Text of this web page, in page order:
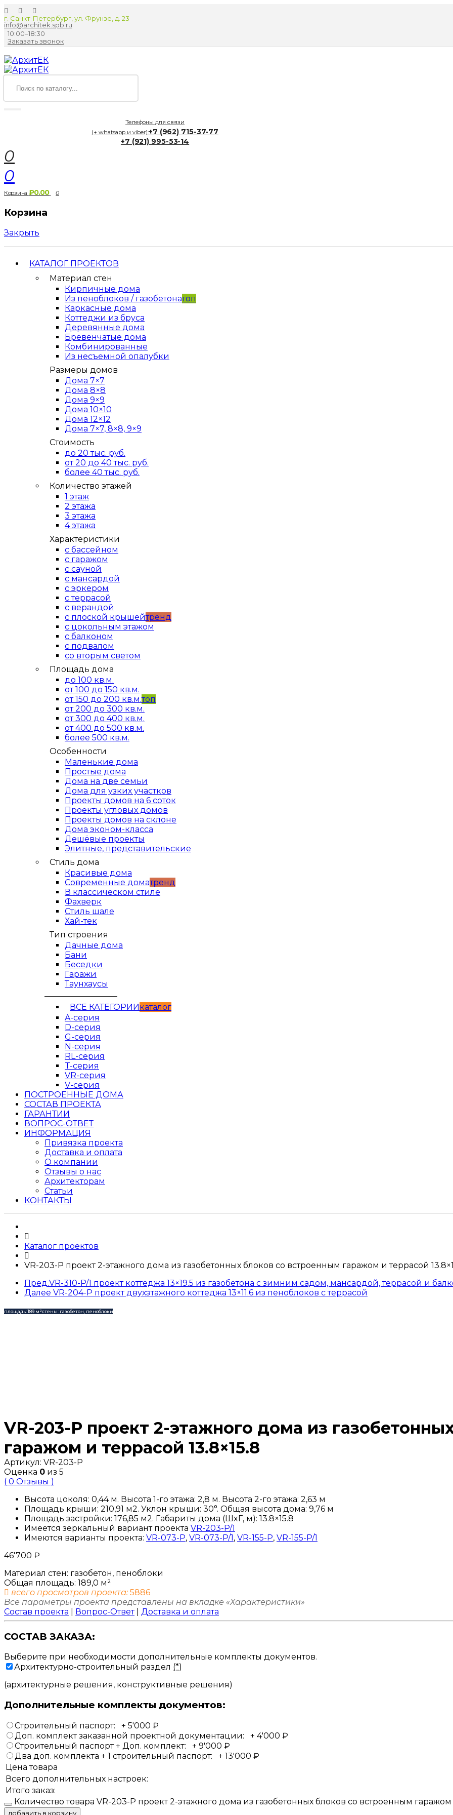
г. Санкт-Петербург, ул. Фрунзе, д. 23
info@architek.spb.ru
10:00–18:30
Заказать звонок
Телефоны для связи
(+ whatsapp и viber):+7 (962) 715-37-77
+7 (921) 995-53-14
0
0
Корзина ₽0.00 0
Корзина
Закрыть
КАТАЛОГ ПРОЕКТОВ
Материал стен
Кирпичные дома
Из пеноблоков / газобетонатоп
Каркасные дома
Коттеджи из бруса
Деревянные дома
Бревенчатые дома
Комбинированные
Из несъемной опалубки
Размеры домов
Дома 7×7
Дома 8×8
Дома 9×9
Дома 10×10
Дома 12×12
Дома 7×7, 8×8, 9×9
Стоимость
до 20 тыс. руб.
от 20 до 40 тыс. руб.
более 40 тыс. руб.
Количество этажей
1 этаж
2 этажа
3 этажа
4 этажа
Характеристики
с бассейном
с гаражом
с сауной
с мансардой
с эркером
с террасой
с верандой
с плоской крышейтренд
с цокольным этажом
с балконом
с подвалом
со вторым светом
Площадь дома
до 100 кв.м.
от 100 до 150 кв.м.
от 150 до 200 кв.м.топ
от 200 до 300 кв.м.
от 300 до 400 кв.м.
от 400 до 500 кв.м.
более 500 кв.м.
Особенности
Маленькие дома
Простые дома
Дома на две семьи
Дома для узких участков
Проекты домов на 6 соток
Проекты угловых домов
Проекты домов на склоне
Дома эконом-класса
Дешёвые проекты
Элитные, представительские
Стиль дома
Красивые дома
Современные доматренд
В классическом стиле
Фахверк
Стиль шале
Хай-тек
Тип строения
Дачные дома
Бани
Беседки
Гаражи
Таунхаусы
ВСЕ КАТЕГОРИИкaтaлог
A-серия
D-серия
G-серия
N-серия
RL-серия
T-серия
VR-серия
V-серия
ПОСТРОЕННЫЕ ДОМА
СОСТАВ ПРОЕКТА
ГАРАНТИИ
ВОПРОС-ОТВЕТ
ИНФОРМАЦИЯ
Привязка проекта
Доставка и оплата
О компании
Отзывы о нас
Архитекторам
Статьи
КОНТАКТЫ
Каталог проектов
VR-203-P проект 2-этажного дома из газобетонных блоков со встроенным гаражом и террасой
Пред.VR-310-P/1 проект коттеджа 13×19.5 из газобетона с зимним садом, мансардой, террасой и
Далее VR-204-P проект двухэтажного коттеджа 13×11.6 из пеноблоков с террасой
площадь: 189 м²стены: газобетон, пеноблоки
VR-203-P проект 2-этажного дома из
гаражом и террасой 13.8×15.8
Артикул: VR-203-P
Оценка 0 из 5
( 0 Отзывы )
Высота цоколя: 0,44 м. Высота 1-го этажа: 2,8 м. Высота 2-го этажа: 2,63 м
Площадь крыши: 210,91 м2. Уклон крыши: 30°. Общая высота дома: 9,76 м
Площадь застройки: 176,85 м2. Габариты дома (ШxГ, м): 13.8×15.8
Имеется зеркальный вариант проекта VR-203-P/1
Имеются варианты проекта: VR-073-P, VR-073-P/1, VR-155-P, VR-155-P/1
46'700 ₽
Материал стен: газобетон, пеноблоки
Общая площадь: 189,0 м²
всего просмотров проекта: 5886
Все параметры проекта представлены на вкладке «Характеристики»
Состав проекта
Вопрос-Ответ| Доставка и оплата
СОСТАВ ЗАКАЗА:
Выберите при необходимости дополнительные комплекты документов.
Архитектурно-строительный раздел (*)
(архитектурные решения, конструктивные решения)
Дополнительные комплекты документов:
Строительный паспорт: + 5'000 ₽
Доп. комплект заказанной проектной документации:
+ 4'000 ₽
Строительный паспорт + Доп. комплект:
+ 9'000 ₽
Два доп. комплекта + 1 строительный паспорт:
+ 13'000 ₽
Цена товара
Всего дополнительных настроек:
Итого заказ:
Количество товара VR-203-P проект 2-этажного дома из газобетонных блоков со встроенным гаражом
добавить в корзину